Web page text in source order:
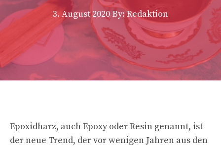
3. August 2020 By: Redaktion
Epoxidharz, auch Epoxy oder Resin genannt, ist
der neue Trend, der vor wenigen Jahren aus den